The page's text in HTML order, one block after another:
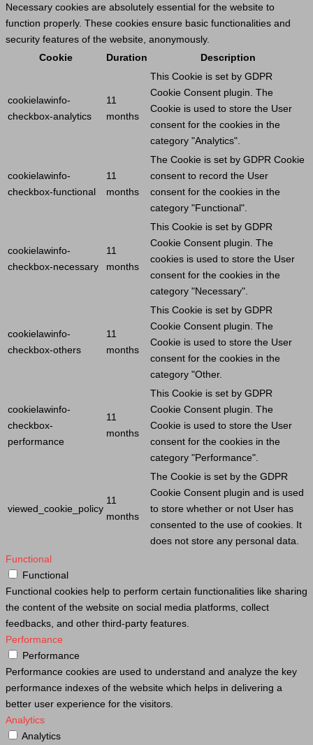
Necessary cookies are absolutely essential for the website to
function properly. These cookies ensure basic functionalities and
security features of the website, anonymously.
Cookie
Duration Description
cookielawinfo-
checkbox-analytics
11
months
This Cookie is set by GDPR
Cookie Consent plugin. The
Cookie is used to store the User
consent for the cookies in the
category "Analytics".
cookielawinfo-
checkbox-functional
11
months
The Cookie is set by GDPR Cookie
consent to record the User
consent for the cookies in the
category "Functional".
cookielawinfo-
checkbox-necessary
11
months
This Cookie is set by GDPR
Cookie Consent plugin. The
cookies is used to store the User
consent for the cookies in the
category "Necessary".
cookielawinfo-
checkbox-others
11
months
This Cookie is set by GDPR
Cookie Consent plugin. The
Cookie is used to store the User
consent for the cookies in the
category "Other.
cookielawinfo-
checkbox-
performance
11
months
This Cookie is set by GDPR
Cookie Consent plugin. The
Cookie is used to store the User
consent for the cookies in the
category "Performance".
viewed_cookie_policy
11
months
The Cookie is set by the GDPR
Cookie Consent plugin and is used
to store whether or not User has
consented to the use of cookies. It
does not store any personal data.
Functional
Functional
Functional cookies help to perform certain functionalities like sharing
the content of the website on social media platforms, collect
feedbacks, and other third-party features.
Performance
Performance
Performance cookies are used to understand and analyze the key
performance indexes of the website which helps in delivering a
better user experience for the visitors.
Analytics
Analytics